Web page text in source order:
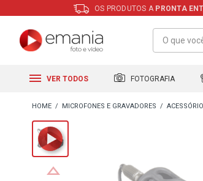
OS PRODUTOS A PRONTA
VER TODOS FOTOGRAFIA
MICROFONES E GRAVADORES